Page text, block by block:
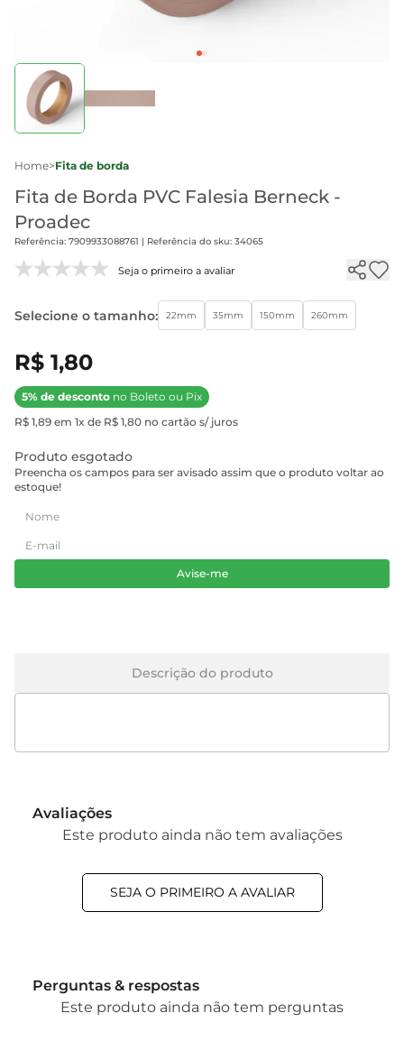
Home>Fita de borda
Fita de Borda PVC Falesia Berneck -
Proadec
Referência: 7909933088761 | Referência do sku: 34065
Seja o primeiro a avaliar
Selecione o tamanho: 22mm 35mm 150mm 260mm
R$ 1,80
5% de desconto no Boleto ou Pix
R$ 1,89 em 1x de R$ 1,80 no cartão s/ juros
Produto esgotado
Preencha os campos para ser avisado assim que o produto voltar ao
estoque!
Avise-me
Descrição do produto
Avaliações
Este produto ainda não tem avaliações
SEJA O PRIMEIRO A AVALIAR
Perguntas & respostas
Este produto ainda não tem perguntas